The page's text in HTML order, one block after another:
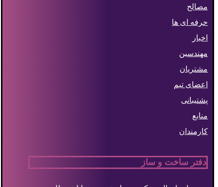
مصالح
حرفه ای ها
اخبار
مهندسین
مشتریان
اعضای تیم
پشتیبانی
منابع
کارمندان
دفتر ساخت و ساز